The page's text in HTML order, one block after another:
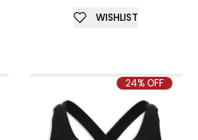
WISHLIST
24% OFF